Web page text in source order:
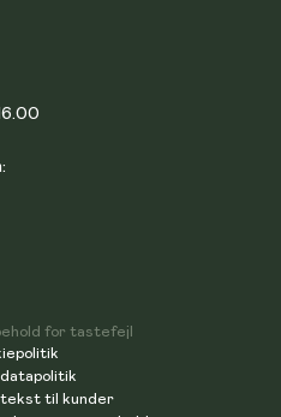
til kunder
for tastefejl